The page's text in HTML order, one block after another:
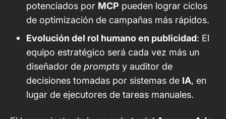
potenciados por MCP pueden lograr ciclos
de optimización de campañas más rápidos.
Evolución del rol humano en publicidad: El
equipo estratégico será cada vez más un
diseñador de prompts y auditor de
decisiones tomadas por sistemas de IA, en
lugar de ejecutores de tareas manuales.